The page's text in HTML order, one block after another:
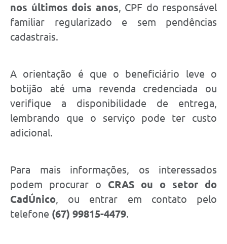
nos últimos dois anos , CPF do responsável
familiar regularizado e sem pendências
cadastrais.
A orientação é que o beneficiário leve o
botijão até uma revenda credenciada ou
verifique a disponibilidade de entrega,
lembrando que o serviço pode ter custo
adicional.
Para mais informações, os interessados
podem procurar o CRAS ou o setor do
CadÚnico , ou entrar em contato pelo
telefone (67) 99815-4479.